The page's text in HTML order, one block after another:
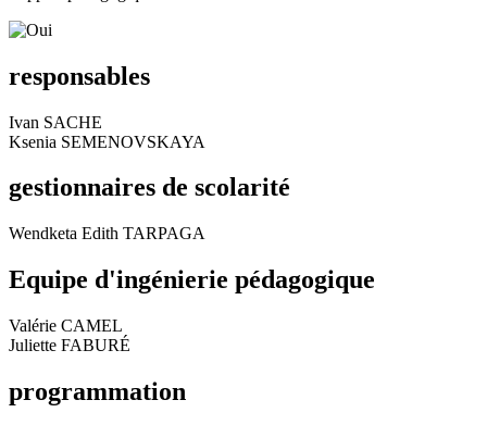
responsables
Ivan SACHE
Ksenia SEMENOVSKAYA
gestionnaires de scolarité
Wendketa Edith TARPAGA
Equipe d'ingénierie pédagogique
Valérie CAMEL
Juliette FABURÉ
programmation